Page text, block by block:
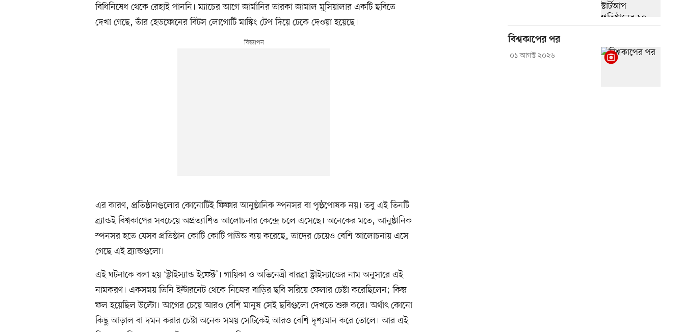
বিধিনিষেধ থেকে রেহাই পাননি। ম্যাচের আগে জার্মানির তারকা জামাল মুসিয়ালার একটি ছবিতে
দেখা গেছে, তাঁর হেডফোনের বিটস লোগোটি মাস্কিং টেপ দিয়ে ঢেকে দেওয়া হয়েছে।
এর কারণ, প্রতিষ্ঠানগুলোর কোনোটিই ফিফার আনুষ্ঠানিক স্পনসর বা পৃষ্ঠপোষক নয়। তবু এই তিনটি
ব্র্যান্ডই বিশ্বকাপের সবচেয়ে অপ্রত্যাশিত আলোচনার কেন্দ্রে চলে এসেছে। অনেকের মতে, আনুষ্ঠানিক
স্পনসর হতে যেসব প্রতিষ্ঠান কোটি কোটি পাউন্ড ব্যয় করেছে, তাদের চেয়েও বেশি আলোচনায় এসে
গেছে এই ব্র্যান্ডগুলো।
এই ঘটনাকে বলা হয় ‘স্ট্রাইস্যান্ড ইফেক্ট’। গায়িকা ও অভিনেত্রী বারব্রা স্ট্রাইস্যান্ডের নাম অনুসারে এই
নামকরণ। একসময় তিনি ইন্টারনেট থেকে নিজের বাড়ির ছবি সরিয়ে ফেলার চেষ্টা করেছিলেন; কিন্তু
ফল হয়েছিল উল্টো। আগের চেয়ে আরও বেশি মানুষ সেই ছবিগুলো দেখতে শুরু করে। অর্থাৎ কোনো
কিছু আড়াল বা দমন করার চেষ্টা অনেক সময় সেটিকেই আরও বেশি দৃশ্যমান করে তোলে। আর এই
বিশ্বকাপের পর
০১ আগস্ট ২০২৬